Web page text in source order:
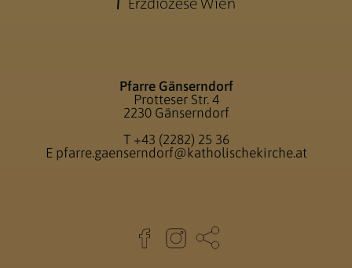
Pfarre Gänserndorf
Protteser Str. 4
2230 Gänserndorf
T +43 (2282) 25 36
E pfarre.gaenserndorf@katholischekirche.at